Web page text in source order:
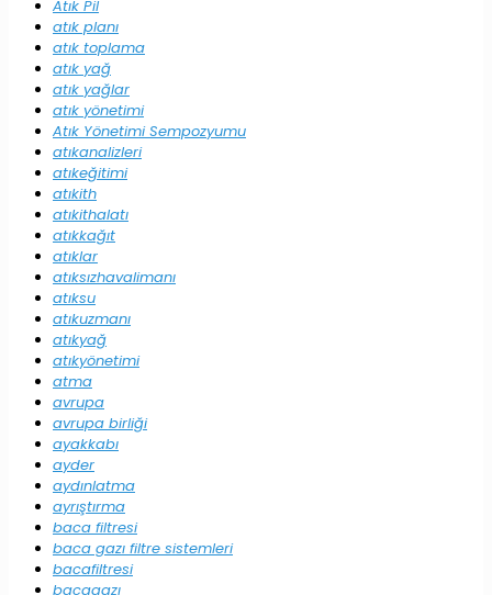
Atık Pil
atık planı
atık toplama
atık yağ
atık yağlar
atık yönetimi
Atık Yönetimi Sempozyumu
atıkanalizleri
atıkeğitimi
atıkith
atıkithalatı
atıkkağıt
atıklar
atıksızhavalimanı
atıksu
atıkuzmanı
atıkyağ
atıkyönetimi
atma
avrupa
avrupa birliği
ayakkabı
ayder
aydınlatma
ayrıştırma
baca filtresi
baca gazı filtre sistemleri
bacafiltresi
bacagazı